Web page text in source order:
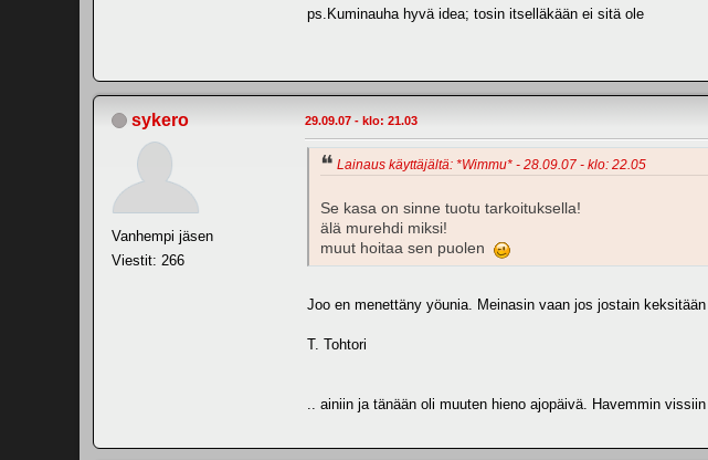
ps.Kuminauha hyvä idea; tosin itselläkään ei sitä ole
sykero
Vanhempi jäsen
Viestit: 266
29.09.07 - klo: 21.03
Lainaus käyttäjältä: *Wimmu* - 28.09.07 - klo: 22.05
Se kasa on sinne tuotu tarkoituksella!
älä murehdi miksi!
muut hoitaa sen puolen
Joo en menettäny yöunia. Meinasin vaan jos jostain
T. Tohtori
.. ainiin ja tänään oli muuten hieno ajopäivä. Havemmin